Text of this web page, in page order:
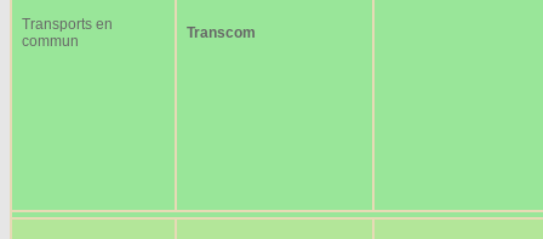
Transports en
commun
Transcom